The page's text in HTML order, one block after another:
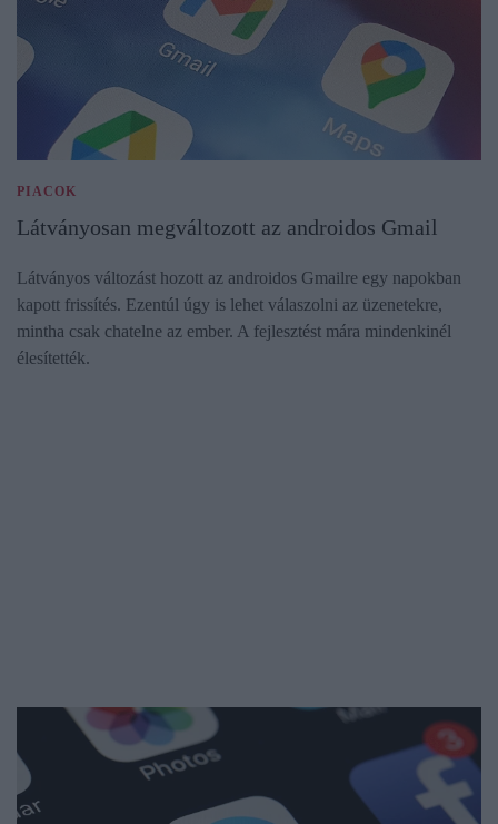
PIACOK
Látványosan megváltozott az androidos Gmail
Látványos változást hozott az androidos Gmailre egy napokban
kapott frissítés. Ezentúl úgy is lehet válaszolni az üzenetekre,
mintha csak chatelne az ember. A fejlesztést mára mindenkinél
élesítették.